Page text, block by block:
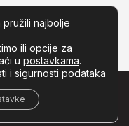
pridržana.
pružili najbolje
ili opcije za
u postavkama.
i sigurnosti podataka